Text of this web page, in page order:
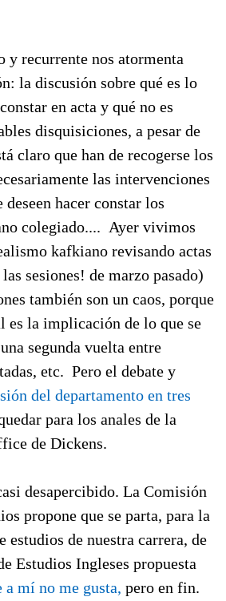
y recurrente nos atormenta
la discusión sobre qué es lo
en acta y qué no es
disquisiciones, a pesar de
claro que han de recogerse los
las intervenciones
hacer constar los
colegiado.... Ayer vivimos
kafkiano revisando actas
sesiones! de marzo pasado)
también son un caos, porque
es la implicación de lo que se
segunda vuelta entre
etc. Pero el debate y
del departamento en tres
para los anales de la
de Dickens.
desapercibido. La Comisión
propone que se parta, para la
estudios de nuestra carrera, de
Estudios Ingleses propuesta
a mí no me gusta, pero en fin.